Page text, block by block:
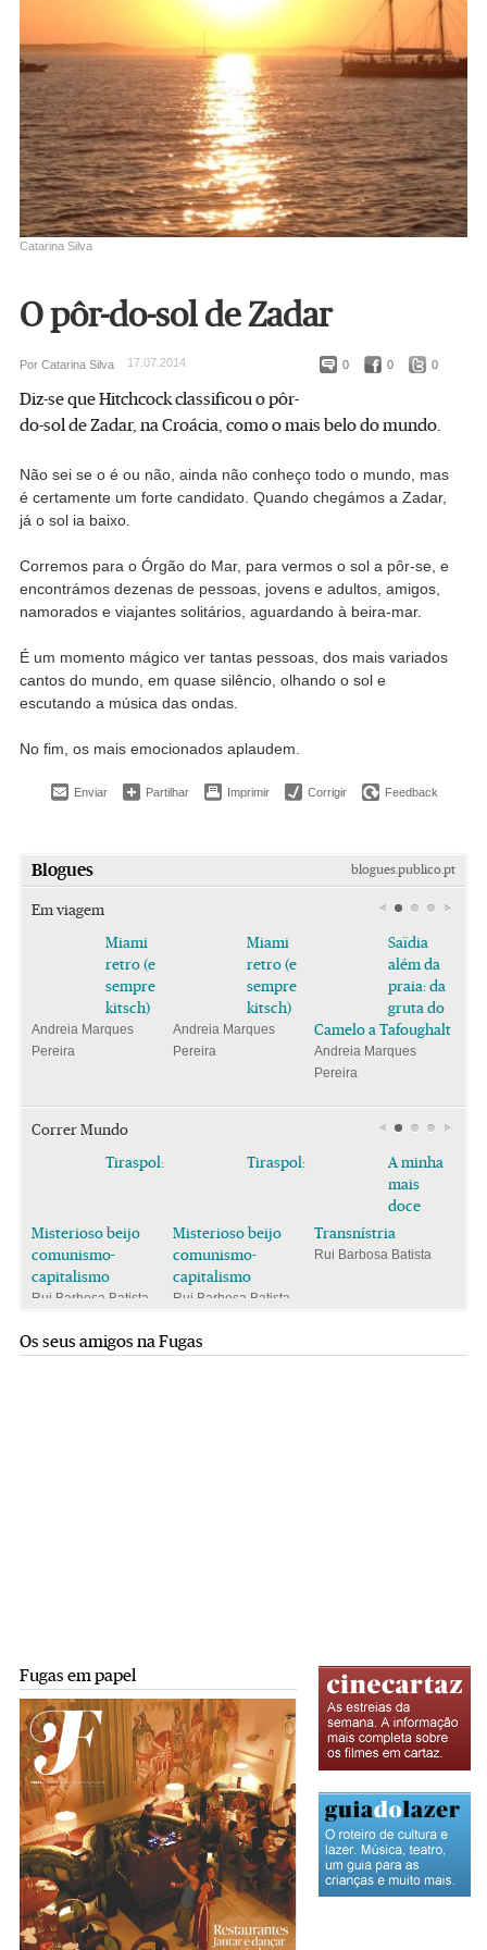
Catarina Silva
O pôr-do-sol de Zadar
0 0 0
Por Catarina Silva 17.07.2014
Diz-se que Hitchcock classificou o pôr-
do-sol de Zadar, na Croácia, como o mais belo do mundo.
Não sei se o é ou não, ainda não conheço todo o mundo, mas
é certamente um forte candidato. Quando chegámos a Zadar,
já o sol ia baixo.
Corremos para o Órgão do Mar, para vermos o sol a pôr-se, e
encontrámos dezenas de pessoas, jovens e adultos, amigos,
namorados e viajantes solitários, aguardando à beira-mar.
É um momento mágico ver tantas pessoas, dos mais variados
cantos do mundo, em quase silêncio, olhando o sol e
escutando a música das ondas.
No fim, os mais emocionados aplaudem.
Enviar Partilhar Imprimir Corrigir Feedback
Blogues blogues.publico.pt
Em viagem
Miami
retro (e
sempre
kitsch)
Andreia Marques
Pereira
Miami
retro (e
sempre
kitsch)
Andreia Marques
Pereira
Saïdia
além da
praia: da
gruta do
Camelo a Tafoughalt
Andreia Marques
Pereira
Correr Mundo
Tiraspol:
Misterioso beijo
comunismo-
capitalismo
Rui Barbosa Batista
Tiraspol:
Misterioso beijo
comunismo-
capitalismo
Rui Barbosa Batista
A minha
mais
doce
Transnístria
Rui Barbosa Batista
Os seus amigos na Fugas
Fugas em papel